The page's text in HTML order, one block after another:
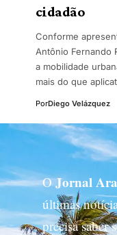
cidadão
Conforme
Antônio Fernando
a mobilidade
mais do que
PorDiego Velázquez
OJornal
últimas
precisa saber